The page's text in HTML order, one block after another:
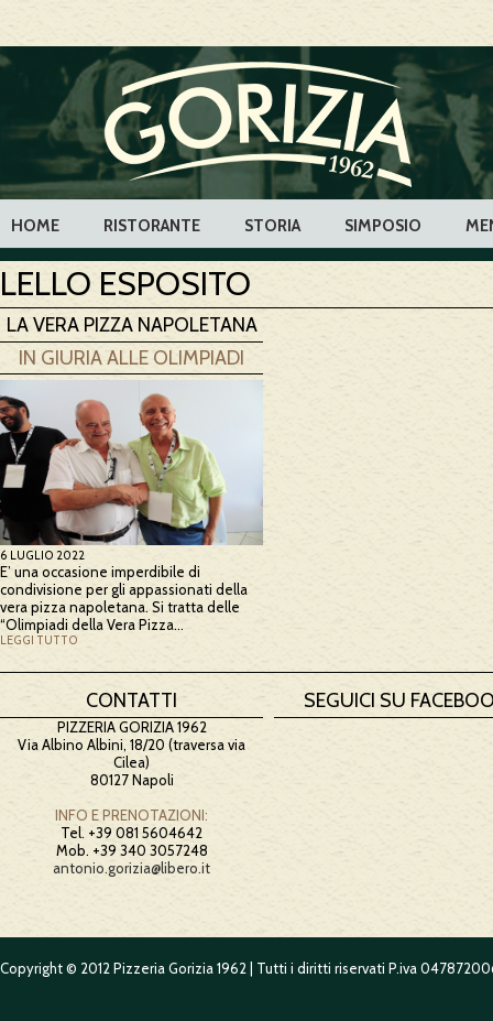
HOME RISTORANTE STORIA SIMPOSIO
LELLO ESPOSITO
LA VERA PIZZA NAPOLETANA
IN GIURIA ALLE OLIMPIADI
6 LUGLIO 2022
E’ una occasione imperdibile di
condivisione per gli appassionati della
vera pizza napoletana. Si tratta delle
“Olimpiadi della Vera Pizza…
LEGGI TUTTO
CONTATTI
PIZZERIA GORIZIA 1962
Via Albino Albini, 18/20 (traversa via
Cilea)
80127 Napoli
INFO E PRENOTAZIONI:
Tel. +39 081 5604642
Mob. +39 340 3057248
antonio.gorizia@libero.it
SEGUICI SU
Copyright © 2012 Pizzeria Gorizia 1962 | Tutti i diritti riservati P.iva